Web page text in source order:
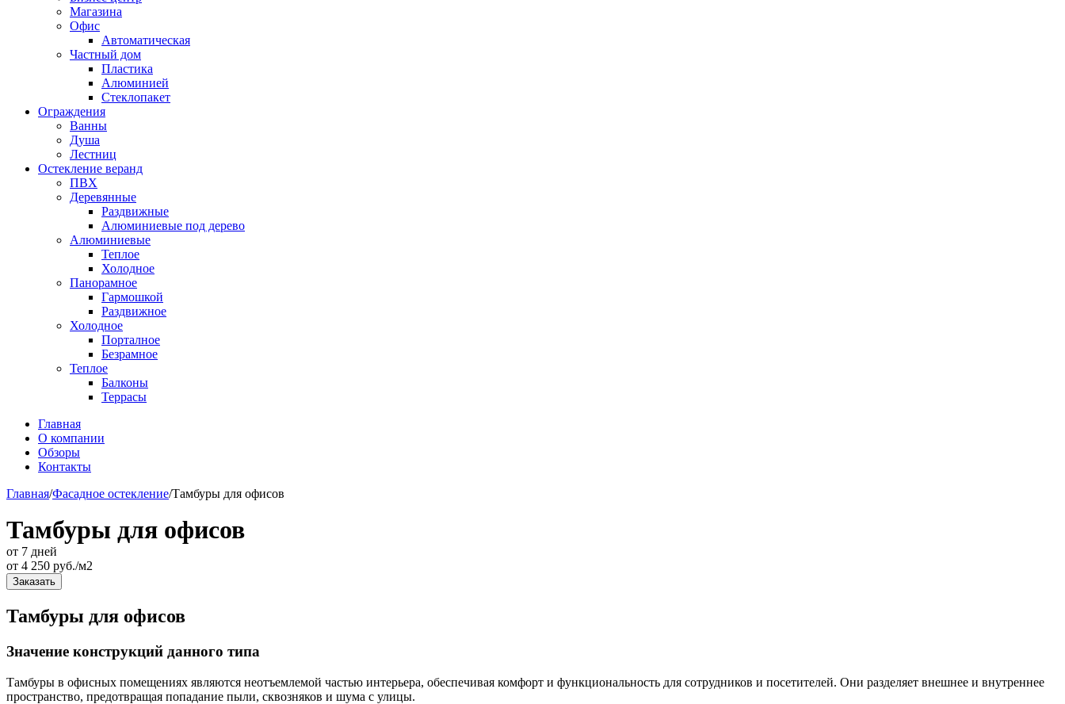
Магазина
Офис
Автоматическая
Частный дом
Пластика
Алюминией
Стеклопакет
Ограждения
Ванны
Душа
Лестниц
Остекление веранд
ПВХ
Деревянные
Раздвижные
Алюминиевые под дерево
Алюминиевые
Теплое
Холодное
Панорамное
Гармошкой
Раздвижное
Холодное
Порталное
Безрамное
Теплое
Балконы
Террасы
Главная
О компании
Обзоры
Контакты
Главная/Фасадное остекление/Тамбуры для офисов
Тамбуры для офисов
от 7 дней
от 4 250 руб./м2
Заказать
Тамбуры для офисов
Значение конструкций данного типа
Тамбуры в офисных помещениях являются неотъемлемой частью интерьера, обеспечивая комфорт и функциональность для сотрудников и посетителей. Они разделяет внешнее и внутреннее
пространство, предотвращая попадание пыли, сквозняков и шума с улицы.